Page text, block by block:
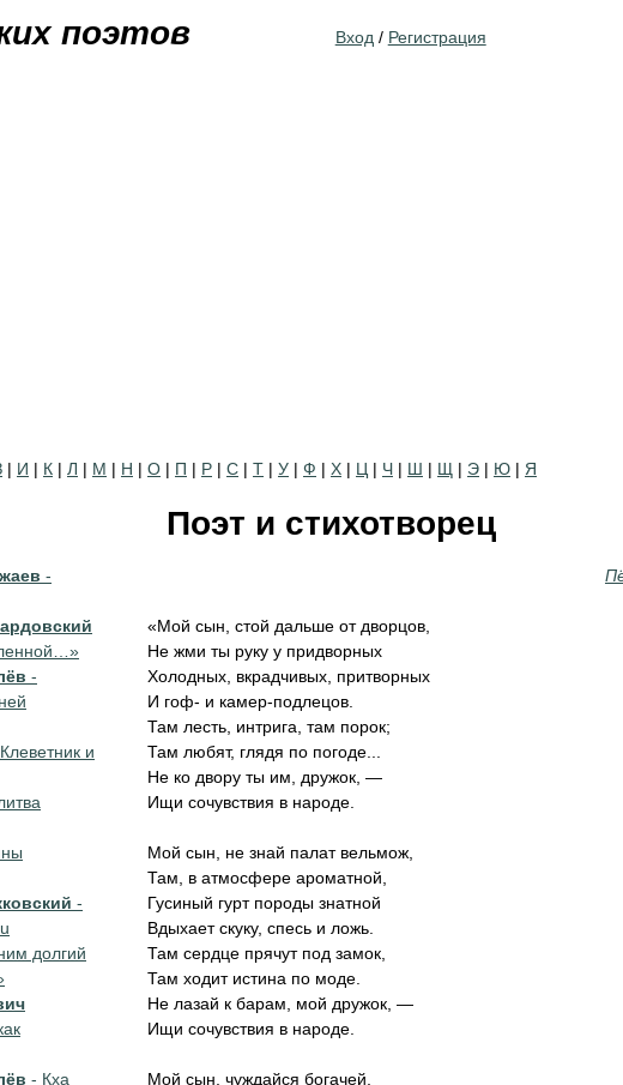
поэтов Вход / Регистрация
| И | К | Л | М | Н | О | П | Р | С | Т | У | Ф | Х | Ц | Ч | Ш | Щ | Э | Ю | Я
Поэт и стихотворец
«Мой сын, стой дальше от дворцов,
Не жми ты руку у придворных
Холодных, вкрадчивых, притворных
И гоф- и камер-подлецов.
Там лесть, интрига, там порок;
Там любят, глядя по погоде...
Не ко двору ты им, дружок, —
Ищи сочувствия в народе.
Мой сын, не знай палат вельмож,
Там, в атмосфере ароматной,
Гусиный гурт породы знатной
Вдыхает скуку, спесь и ложь.
Там сердце прячут под замок,
Там ходит истина по моде.
Не лазай к барам, мой дружок, —
Ищи сочувствия в народе.
Мой сын, чуждайся богачей,
-
-
и
-
долгий
- Кха